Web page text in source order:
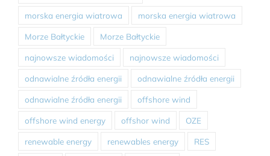
morska energia wiatrowa morska energia wiatrowa
Morze Bałtyckie Morze Bałtyckie
najnowsze wiadomości najnowsze wiadomości
odnawialne źródła energii odnawialne źródła energii
odnawialne źródła energii offshore wind
offshore wind energy offshor wind OZE
renewable energy renewables energy RES